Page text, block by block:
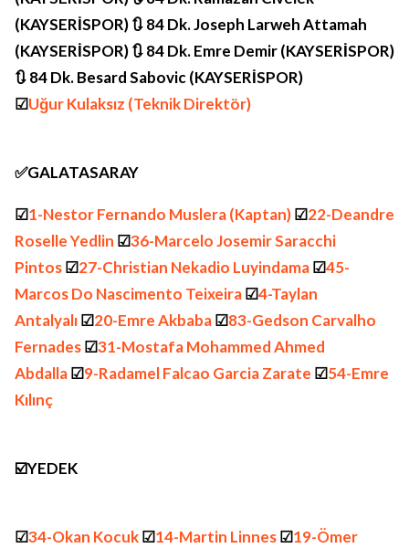
(KAYSERİSPOR) 🔃 84 Dk. Joseph Larweh Attamah
(KAYSERİSPOR) 🔃 84 Dk. Emre Demir (KAYSERİSPOR)
🔃 84 Dk. Besard Sabovic (KAYSERİSPOR)
☑Uğur Kulaksız (Teknik Direktör)
✅️GALATASARAY
☑1-Nestor Fernando Muslera (Kaptan)☑22-Deandre
Roselle Yedlin ☑36-Marcelo Josemir Saracchi
Pintos☑27-Christian Nekadio Luyindama☑45-
Marcos Do Nascimento Teixeira☑4-Taylan
Antalyalı☑20-Emre Akbaba☑83-Gedson Carvalho
Fernades☑31-Mostafa Mohammed Ahmed
Abdalla☑9-Radamel Falcao Garcia Zarate ☑54-Emre
Kılınç
☑️YEDEK
☑34-Okan Kocuk☑14-Martin Linnes☑19-Ömer